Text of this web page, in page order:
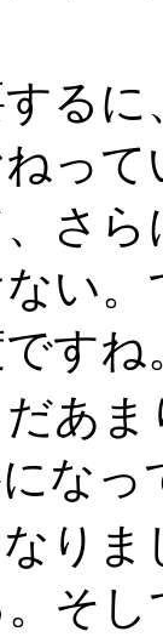
る
っ
さ
い
すね
あ
な
り
そ